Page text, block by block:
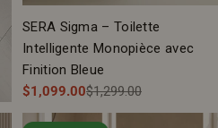
SERA Sigma – Toilette
Intelligente Monopièce avec
Finition Bleue
Prix
$1,099.00
Prix
$1,299.00